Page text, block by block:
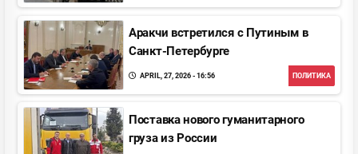
Аракчи встретился с Путиным в
Санкт-Петербурге
APRIL, 27, 2026 - 16:56 ПОЛИТИКА
Поставка нового гуманитарного
груза из Pоссии